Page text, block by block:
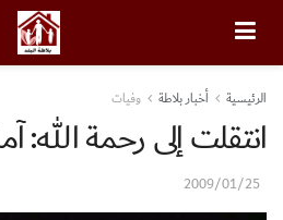
الرئيسية أخبار بلاطة وفيات
انتقلت إلى رحمة الله:
2009/01/25